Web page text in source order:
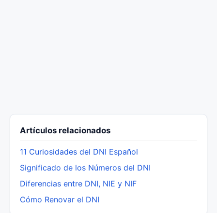
Artículos relacionados
11 Curiosidades del DNI Español
Significado de los Números del DNI
Diferencias entre DNI, NIE y NIF
Cómo Renovar el DNI